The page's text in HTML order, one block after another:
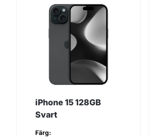
iPhone 15 128GB
Svart
Färg: